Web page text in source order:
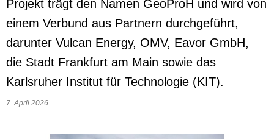
Projekt trägt den Namen GeoProH und wird von
einem Verbund aus Partnern durchgeführt,
darunter Vulcan Energy, OMV, Eavor GmbH,
die Stadt Frankfurt am Main sowie das
Karlsruher Institut für Technologie (KIT).
7. April 2026